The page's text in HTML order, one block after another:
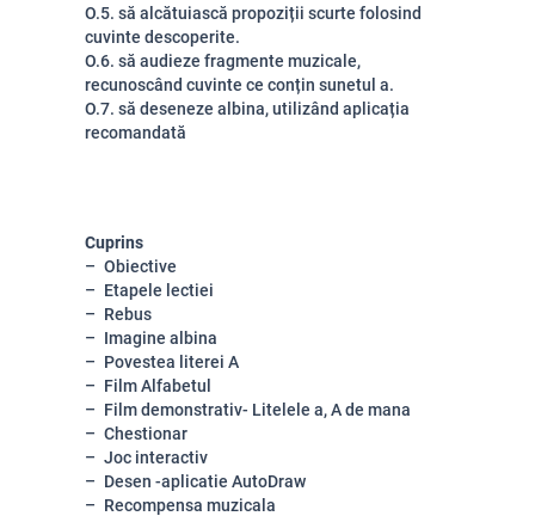
O.5. să alcătuiască propoziții scurte folosind
cuvinte descoperite.
O.6. să audieze fragmente muzicale,
recunoscând cuvinte ce conțin sunetul a.
O.7. să deseneze albina, utilizând aplicația
recomandată
Cuprins
Obiective
Etapele lectiei
Rebus
Imagine albina
Povestea literei A
Film Alfabetul
Film demonstrativ- Litelele a, A de mana
Chestionar
Joc interactiv
Desen -aplicatie AutoDraw
Recompensa muzicala